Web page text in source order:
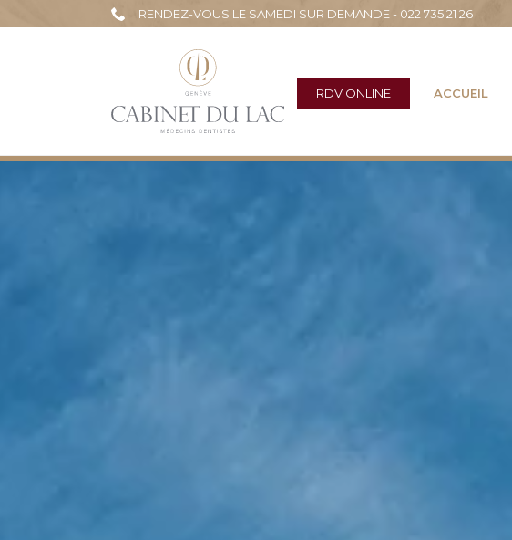
RENDEZ-VOUS LE SAMEDI SUR DEMANDE - 022 735 21 26
RDV ONLINE ACCUEIL